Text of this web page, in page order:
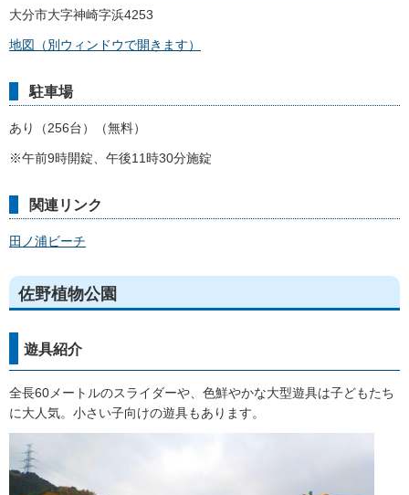
大分市大字神崎字浜4253
地図（別ウィンドウで開きます）
駐車場
あり（256台）（無料）
※午前9時開錠、午後11時30分施錠
関連リンク
田ノ浦ビーチ
佐野植物公園
遊具紹介
全長60メートルのスライダーや、色鮮やかな大型遊具は子どもたち
に大人気。小さい子向けの遊具もあります。